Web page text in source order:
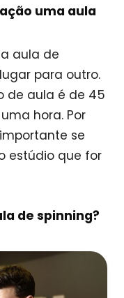
uma aula
aula de
para outro.
de aula é de 45
hora. Por
se
estúdio que for
de spinning?